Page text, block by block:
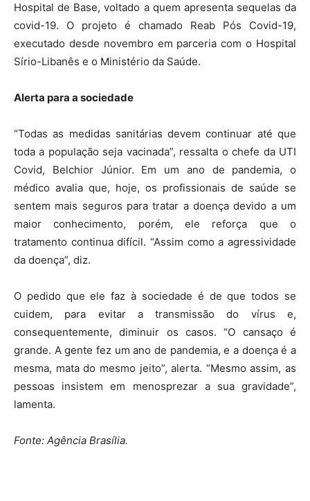
Hospital de Base, voltado a quem apresenta sequelas da
covid-19. O projeto é chamado Reab Pós Covid-19,
executado desde novembro em parceria com o Hospital
Sírio-Libanês e o Ministério da Saúde.
Alerta para a sociedade
“Todas as medidas sanitárias devem continuar até que
toda a população seja vacinada”, ressalta o chefe da UTI
Covid, Belchior Júnior. Em um ano de pandemia, o
médico avalia que, hoje, os profissionais de saúde se
sentem mais seguros para tratar a doença devido a um
maior conhecimento, porém, ele reforça que o
tratamento continua difícil. “Assim como a agressividade
da doença”, diz.
O pedido que ele faz à sociedade é de que todos se
cuidem, para evitar a transmissão do vírus e,
consequentemente, diminuir os casos. “O cansaço é
grande. A gente fez um ano de pandemia, e a doença é a
mesma, mata do mesmo jeito”, alerta. “Mesmo assim, as
pessoas insistem em menosprezar a sua gravidade”,
lamenta.
Fonte: Agência Brasília.